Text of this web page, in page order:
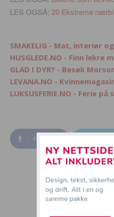
LES OGSÅ: 20 Ekstreme
SMAKELIG - Mat, interiør
HUSGLEDE.NO - Finn
GLAD I DYR? - Besøk
LEVANA.NO -
LUKSUSFERIE.NO - Ferie
Facebook